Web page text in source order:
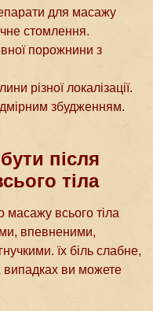
для масажу
стомлення.
порожнини з
різної локалізації.
збудженням.
після
тіла
масажу всього тіла
впевненими,
їх біль слабне,
випадках ви можете